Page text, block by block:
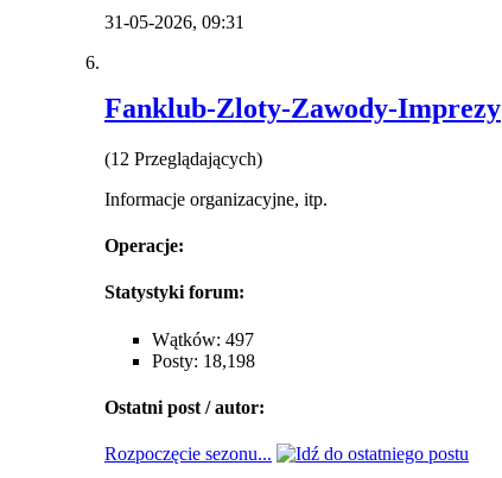
31-05-2026, 09:31
Fanklub-Zloty-Zawody-Imprezy
(12 Przeglądających)
Informacje organizacyjne, itp.
Operacje:
Statystyki forum:
Wątków: 497
Posty: 18,198
Ostatni post / autor:
Rozpoczęcie sezonu...